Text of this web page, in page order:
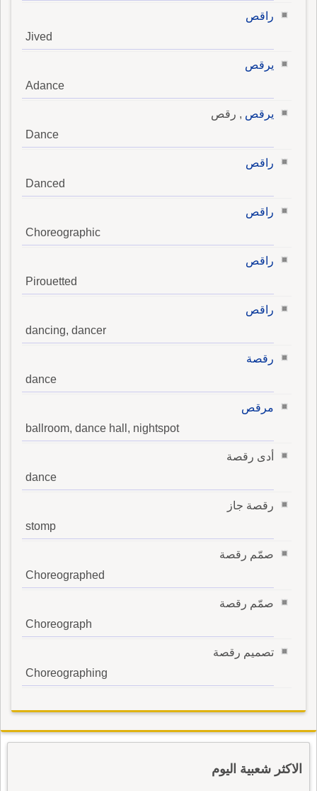
راقص
Jived
يرقص
Adance
يرقص , رقص
Dance
راقص
Danced
راقص
Choreographic
راقص
Pirouetted
راقص
dancing, dancer
رقصة
dance
مرقص
ballroom, dance hall, nightspot
أدى رقصة
dance
رقصة جاز
stomp
صمّم رقصة
Choreographed
صمّم رقصة
Choreograph
تصميم رقصة
Choreographing
الاكثر شعبية اليوم